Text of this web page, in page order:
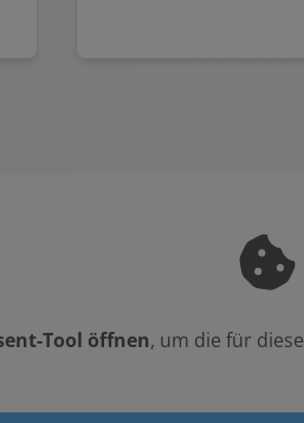
Tool öffnen, um die für